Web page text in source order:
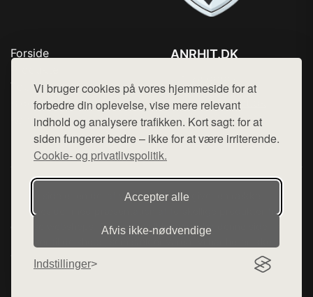
Vi bruger cookies på vores hjemmeside for at
forbedre din oplevelse, vise mere relevant
indhold og analysere trafikken. Kort sagt: for at
siden fungerer bedre – ikke for at være irriterende.
Cookie- og privatlivspolitik.
Accepter alle
Afvis ikke‑nødvendige
Indstillinger
Forside
Top Rabatter
Blog
Kontakt
ANRHIT.DK
Mail: hej@want.dk
Cookie- og privatlivspolitik
Denne side er en del af want.dk, der udgiver en række
hjemmesider med præsentation af forskellige produkter fra
diverse webshops. Der sælges ikke varer fra denne side - vi
henviser til de shops, som sælger varen. Vi har heller ikke
varerne på lager.